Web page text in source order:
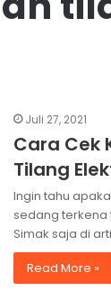
Juli 27, 2021
Cara Cek
Tilang
Ingin tahu
sedang terkena
Simak saja di
Read More »